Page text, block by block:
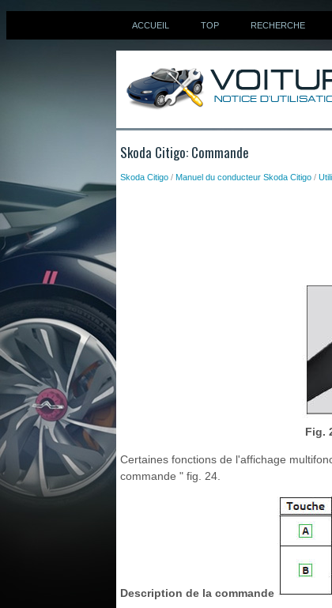
ACCUEIL TOP RECHERCHE
Skoda Citigo: Commande
Skoda Citigo / Manuel du conducteur Skoda Citigo /
Fig.
Certaines fonctions de l'affichage
commande " fig. 24.
Description de la commande